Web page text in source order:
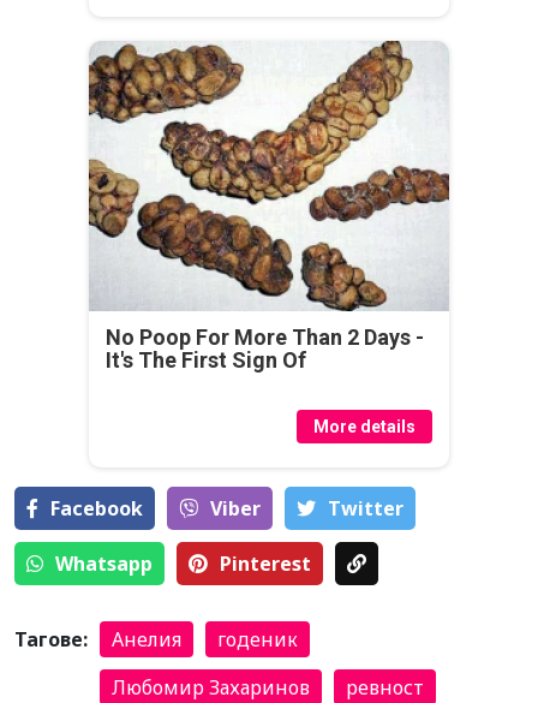
No Poop For More Than 2 Days -
It's The First Sign Of
More details
Facebook Viber Тwitter
Whatsapp Pinterest
Тагове: Анелия
годеник
Любомир Захаринов
ревност